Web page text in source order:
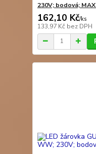
230V; bodová;
162,10 Kč/ks
133,97 Kč bez DPH